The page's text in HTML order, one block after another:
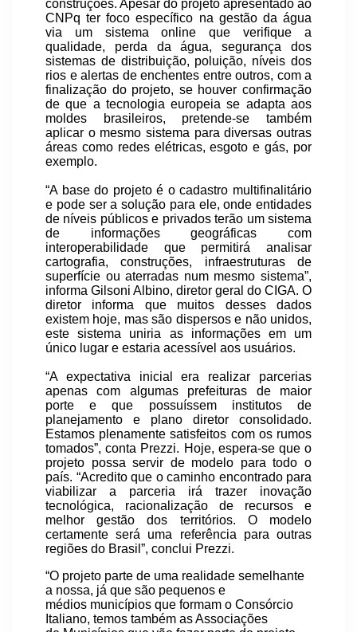
construções. Apesar do projeto apresentado ao
CNPq ter foco específico na gestão da água
via um sistema online que verifique a
qualidade, perda da água, segurança dos
sistemas de distribuição, poluição, níveis dos
rios e alertas de enchentes entre outros, com a
finalização do projeto, se houver confirmação
de que a tecnologia europeia se adapta aos
moldes brasileiros, pretende-se também
aplicar o mesmo sistema para diversas outras
áreas como redes elétricas, esgoto e gás, por
exemplo.
“A base do projeto é o cadastro multifinalitário
e pode ser a solução para ele, onde entidades
de níveis públicos e privados terão um sistema
de informações geográficas com
interoperabilidade que permitirá analisar
cartografia, construções, infraestruturas de
superfície ou aterradas num mesmo sistema”,
informa Gilsoni Albino, diretor geral do CIGA. O
diretor informa que muitos desses dados
existem hoje, mas são dispersos e não unidos,
este sistema uniria as informações em um
único lugar e estaria acessível aos usuários.
“A expectativa inicial era realizar parcerias
apenas com algumas prefeituras de maior
porte e que possuíssem institutos de
planejamento e plano diretor consolidado.
Estamos plenamente satisfeitos com os rumos
tomados”, conta Prezzi. Hoje, espera-se que o
projeto possa servir de modelo para todo o
país. “Acredito que o caminho encontrado para
viabilizar a parceria irá trazer inovação
tecnológica, racionalização de recursos e
melhor gestão dos territórios. O modelo
certamente será uma referência para outras
regiões do Brasil”, conclui Prezzi.
“O projeto parte de uma realidade semelhante
a nossa, já que são pequenos e
médios municípios que formam o Consórcio
Italiano, temos também as Associações